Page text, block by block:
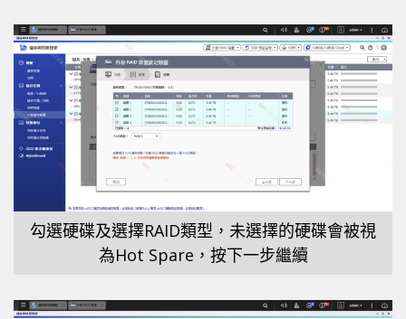
勾選硬碟及選擇RAID類型，未選擇的硬碟會被視
為Hot Spare，按下一步繼續